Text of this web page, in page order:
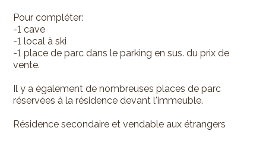
Pour compléter:
-1 cave
-1 local à ski
-1 place de parc dans le parking en sus. du prix de
vente.
Il y a également de nombreuses places de parc
réservées à la résidence devant l'immeuble.
Résidence secondaire et vendable aux étrangers